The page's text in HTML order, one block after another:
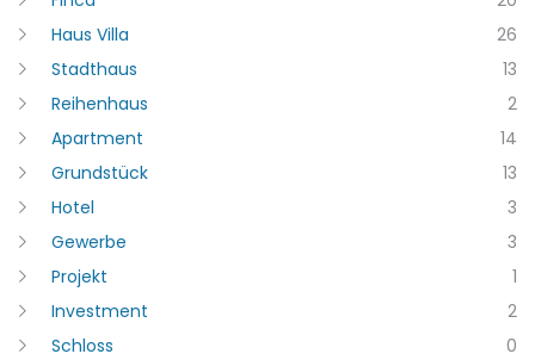
Haus Villa
26
Stadthaus
13
Reihenhaus
2
Apartment
14
Grundstück
13
Hotel
3
Gewerbe
3
Projekt
1
Investment
2
Schloss
0
Erinnern